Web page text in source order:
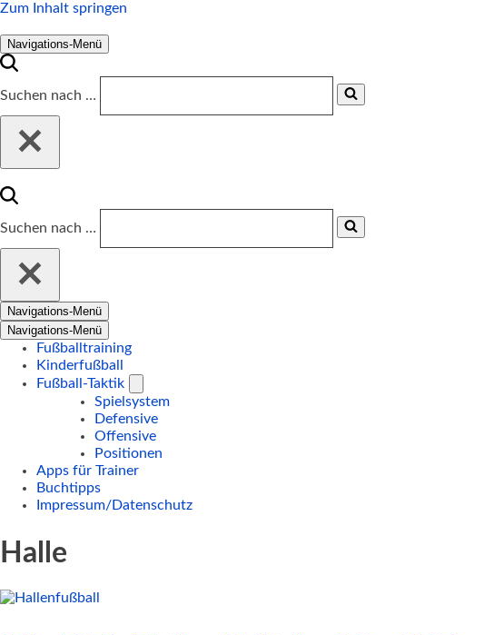
Zum Inhalt springen
Navigations-Menü
Suchen nach …
Suchen nach …
Navigations-Menü
Navigations-Menü
Fußballtraining
Kinderfußball
Fußball-Taktik
Spielsystem
Defensive
Offensive
Positionen
Apps für Trainer
Buchtipps
Impressum/Datenschutz
Halle